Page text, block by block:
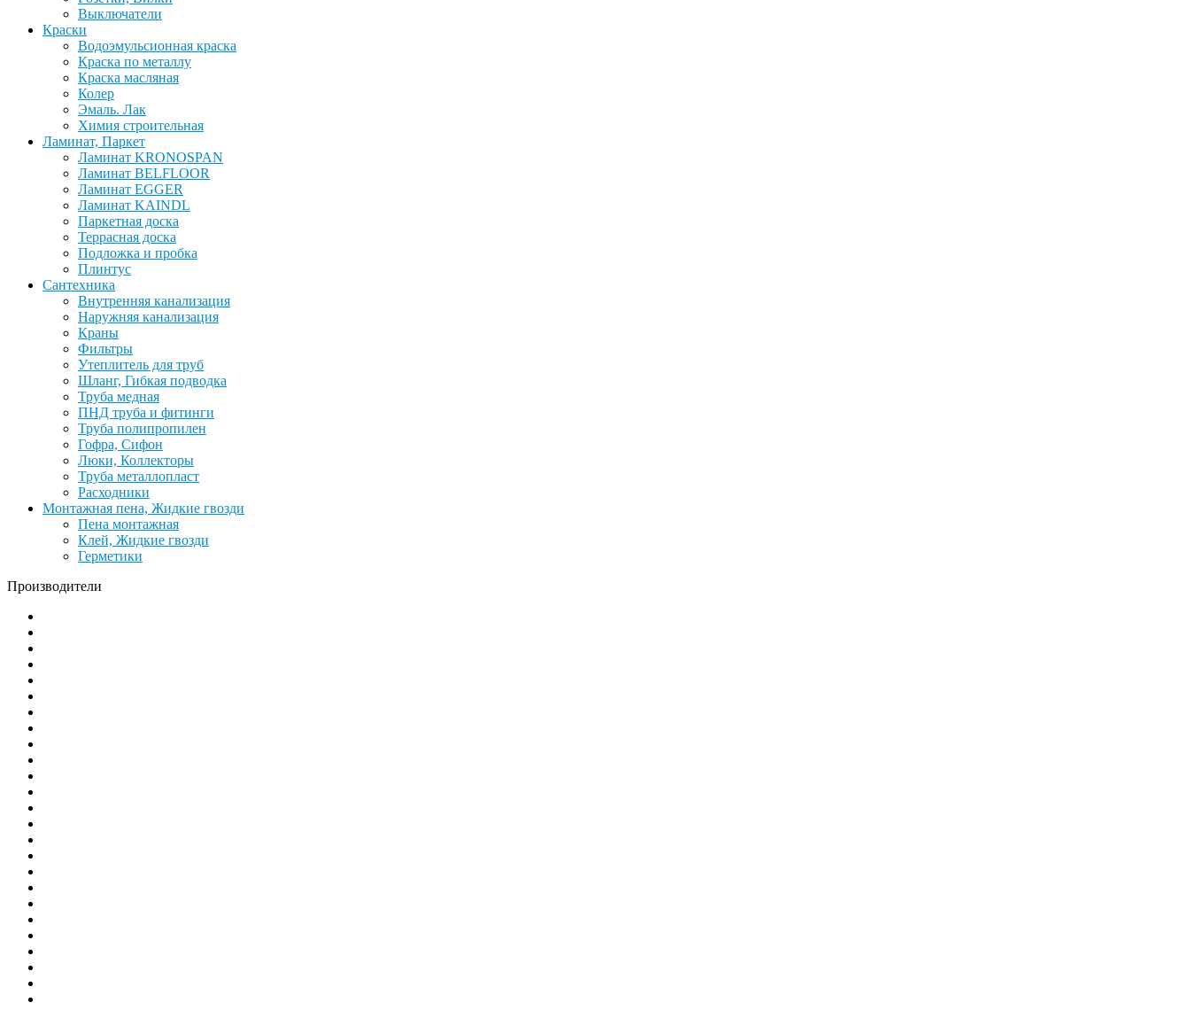
Выключатели
Краски
Водоэмульсионная краска
Краска по металлу
Краска масляная
Колер
Эмаль. Лак
Химия строительная
Ламинат, Паркет
Ламинат KRONOSPAN
Ламинат BELFLOOR
Ламинат EGGER
Ламинат KAINDL
Паркетная доска
Террасная доска
Подложка и пробка
Плинтус
Сантехника
Внутренняя канализация
Наружняя канализация
Краны
Фильтры
Утеплитель для труб
Шланг, Гибкая подводка
Труба медная
ПНД труба и фитинги
Труба полипропилен
Гофра, Сифон
Люки, Коллекторы
Труба металлопласт
Расходники
Монтажная пена, Жидкие гвозди
Пена монтажная
Клей, Жидкие гвозди
Герметики
Производители